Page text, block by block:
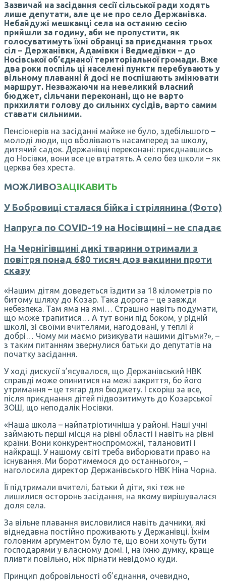
Зазвичай на засідання сесії сільської ради ходять
лише депутати, але це не про село Держанівка.
Небайдужі мешканці села на останню сесію
прийшли за годину, аби не пропустити, як
голосуватимуть їхні обранці за приєднання трьох
сіл – Держанівки, Адамівки і Ведмедівки – до
Носівської об’єднаної територіальної громади. Вже
два роки поспіль ці населені пункти перебувають у
вільному плаванні й досі не поспішають змінювати
маршрут. Незважаючи на невеликий власний
бюджет, сільчани переконані, що не варто
прихиляти голову до сильних сусідів, варто самим
ставати сильними.
Пенсіонерів на засіданні майже не було, здебільшого –
молоді люди, що вболівають насамперед за школу,
дитячий садок. Держанівці переконані: приєднавшись
до Носівки, вони все це втратять. А село без школи – як
церква без хреста.
МОЖЛИВОЗАЦІКАВИТЬ
У Бобровиці сталася бійка і стрілянина (Фото)
Напруга по COVID-19 на Носівщині – не спадає
На Чернігівщині дикі тварини отримали з
повітря понад 680 тисяч доз вакцини проти
сказу
«Нашим дітям доведеться їздити за 18 кілометрів по
битому шляху до Козар. Така дорога – це завжди
небезпека. Там яма на ямі… Страшно навіть подумати,
що може трапитися… А тут вони під боком, у рідній
школі, зі своїми вчителями, нагодовані, у теплі й
добрі… Чому ми маємо ризикувати нашими дітьми?», –
з таким питанням звернулися батьки до депутатів на
початку засідання.
У ході дискусії з’ясувалося, що Держанівський НВК
справді може опинитися на межі закриття, бо його
утримання – це тягар для бюджету. І скоріш за все,
після приєднання дітей підвозитимуть до Козарської
ЗОШ, що неподалік Носівки.
«Наша школа – найпатріотичніша у районі. Наші учні
займають перші місця на рівні області і навіть на рівні
країни. Вони конкурентноспроможні, талановиті і
найкращі. У нашому світі треба виборювати право на
існування. Ми боротимемося до останнього», –
наголосила директор Держанівського НВК Ніна Чорна.
Її підтримали вчителі, батьки й діти, які теж не
лишилися осторонь засідання, на якому вирішувалася
доля села.
За вільне плавання висловилися навіть дачники, які
віднедавна постійно проживають у Держанівці. Їхнім
головним аргументом було те, що вони хочуть бути
господарями у власному домі. І, на їхню думку, краще
пливти повільно, ніж пірнати невідомо куди.
Принцип добровільності об’єднання, очевидно,